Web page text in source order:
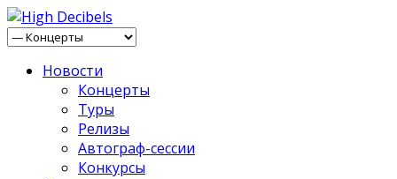
Новости
Концерты
Туры
Релизы
Автограф-сессии
Конкурсы